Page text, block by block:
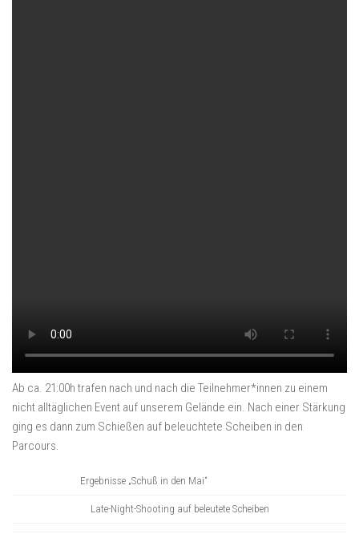
Ab ca. 21:00h trafen nach und nach die Teilnehmer*innen zu einem
nicht alltäglichen Event auf unserem Gelände ein. Nach einer Stärkung
ging es dann zum Schießen auf beleuchtete Scheiben in den
Parcours.
Ergebnisse „Schuß in den Mai“
Late-Night-Shooting auf beleutete Scheiben